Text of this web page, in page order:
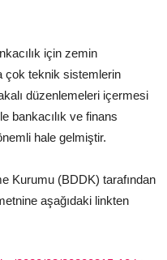
için zemin
çok teknik sistemlerin
düzenlemeleri içermesi
bankacılık ve finans
hale gelmiştir.
Kurumu (BDDK) tarafından
aşağıdaki linkten